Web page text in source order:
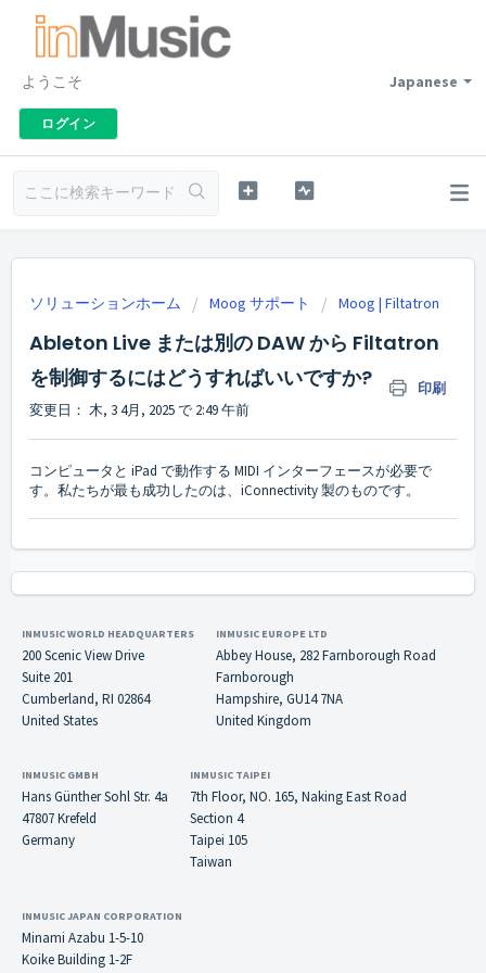
Japanese
ようこそ
ログイン
ソリューションホーム Moog サポート Moog | Filtatron
Ableton Live または別の DAW から Filtatron
を制御するにはどうすればいいですか?
印刷
変更日： 木, 3 4月, 2025 で 2:49 午前
コンピュータと iPad で動作する MIDI インターフェースが必要で
す。私たちが最も成功したのは、iConnectivity 製のものです。
INMUSIC WORLD HEADQUARTERS
200 Scenic View Drive
Suite 201
Cumberland, RI 02864
United States
INMUSIC EUROPE LTD
Abbey House, 282 Farnborough Road
Farnborough
Hampshire, GU14 7NA
United Kingdom
INMUSIC GMBH
Hans Günther Sohl Str. 4a
47807 Krefeld
Germany
INMUSIC TAIPEI
7th Floor, NO. 165, Naking East Road
Section 4
Taipei 105
Taiwan
INMUSIC JAPAN CORPORATION
Minami Azabu 1-5-10
Koike Building 1-2F